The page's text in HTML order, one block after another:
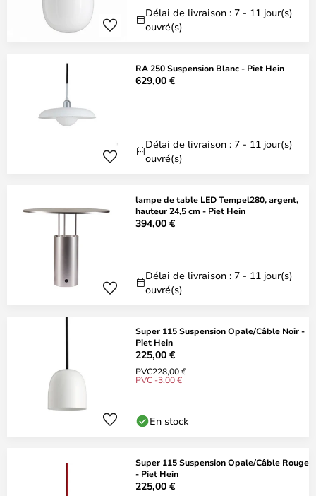
Délai de livraison : 7 - 11 jour(s)
ouvré(s)
RA 250 Suspension Blanc - Piet Hein
629,00 €
Délai de livraison : 7 - 11 jour(s)
ouvré(s)
lampe de table LED Tempel280, argent,
hauteur 24,5 cm - Piet Hein
394,00 €
Délai de livraison : 7 - 11 jour(s)
ouvré(s)
Super 115 Suspension Opale/Câble Noir -
Piet Hein
225,00 €
PVC228,00 €
PVC -3,00 €
En stock
Super 115 Suspension Opale/Câble Rouge
- Piet Hein
225,00 €